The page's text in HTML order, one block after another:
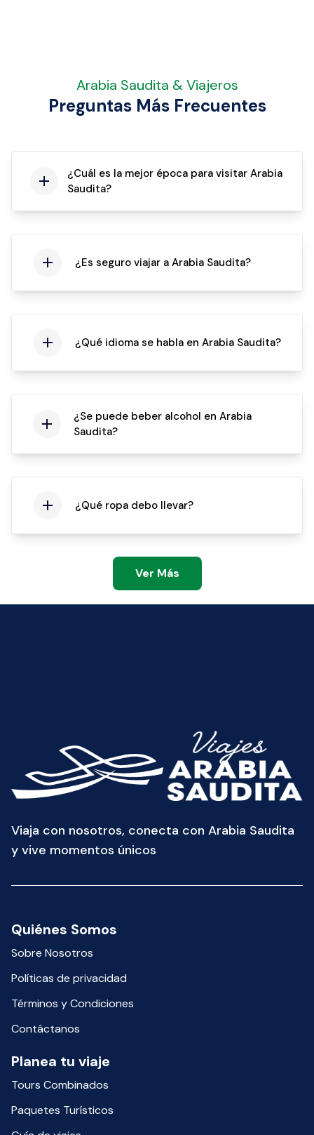
Arabia Saudita & Viajeros
Preguntas Más Frecuentes
¿Cuál es la mejor época para visitar Arabia
Saudita?
¿Es seguro viajar a Arabia Saudita?
¿Qué idioma se habla en Arabia Saudita?
¿Se puede beber alcohol en Arabia
Saudita?
¿Qué ropa debo llevar?
Ver Más
Viaja con nosotros, conecta con Arabia Saudita
y vive momentos únicos
Quiénes Somos
Sobre Nosotros
Políticas de privacidad
Términos y Condiciones
Contáctanos
Planea tu viaje
Tours Combinados
Paquetes Turísticos